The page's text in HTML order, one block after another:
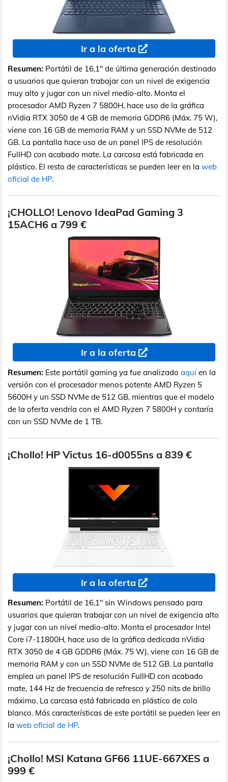
Ir a la oferta
Resumen: Portátil de 16,1" de última generación destinado
a usuarios que quieran trabajar con un nivel de exigencia
muy alto y jugar con un nivel medio-alto. Monta el
procesador AMD Ryzen 7 5800H, hace uso de la gráfica
nVidia RTX 3050 de 4 GB de memoria GDDR6 (Máx. 75 W),
viene con 16 GB de memoria RAM y un SSD NVMe de 512
GB. La pantalla hace uso de un panel IPS de resolución
FullHD con acabado mate. La carcasa está fabricada en
plástico. El resto de características se pueden leer en la web
oficial de HP.
¡CHOLLO! Lenovo IdeaPad Gaming 3
15ACH6 a 799 €
Ir a la oferta
Resumen: Este portátil gaming ya fue analizado aquí en la
versión con el procesador menos potente AMD Ryzen 5
5600H y un SSD NVMe de 512 GB, mientras que el modelo
de la oferta vendría con el AMD Ryzen 7 5800H y contaría
con un SSD NVMe de 1 TB.
¡Chollo! HP Victus 16-d0055ns a 839 €
Ir a la oferta
Resumen: Portátil de 16,1" sin Windows pensado para
usuarios que quieran trabajar con un nivel de exigencia alto
y jugar con un nivel medio-alto. Monta el procesador Intel
Core i7-11800H, hace uso de la gráfica dedicada nVidia
RTX 3050 de 4 GB GDDR6 (Máx. 75 W), viene con 16 GB de
memoria RAM y con un SSD NVMe de 512 GB. La pantalla
emplea un panel IPS de resolución FullHD con acabado
mate, 144 Hz de frecuencia de refresco y 250 nits de brillo
máximo. La carcasa está fabricada en plástico de colo
blanco. Más características de este portátil se pueden leer en
la web oficial de HP.
¡Chollo! MSI Katana GF66 11UE-667XES a
999 €